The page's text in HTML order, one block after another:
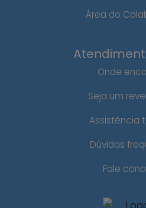
Área do
Onde
Seja um
Assistência
Dúvidas
Fale